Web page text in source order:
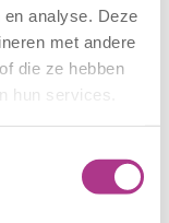
analyse. Deze
met andere
die ze hebben
hun services.